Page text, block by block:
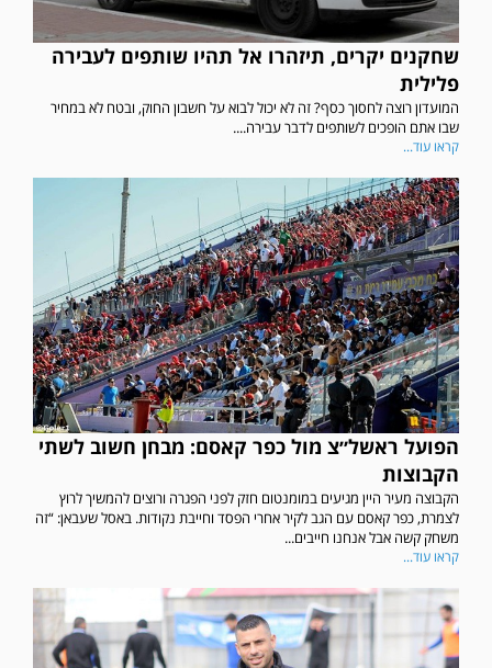
שחקנים יקרים, תיזהרו אל תהיו שותפים לעבירה
פלילית
המועדון רוצה לחסוך כסף? זה לא יכול לבוא על חשבון החוק, ובטח לא במחיר
שבו אתם הופכים לשותפים לדבר עבירה....
קראו עוד...
הפועל ראשל״צ מול כפר קאסם: מבחן חשוב לשתי
הקבוצות
הקבוצה מעיר היין מגיעים במומנטום חזק לפני הפגרה ורוצים להמשיך לרוץ
לצמרת, כפר קאסם עם הגב לקיר אחרי הפסד וחייבת נקודות. באסל שעבאן: “זה
משחק קשה אבל אנחנו חייבים...
קראו עוד...